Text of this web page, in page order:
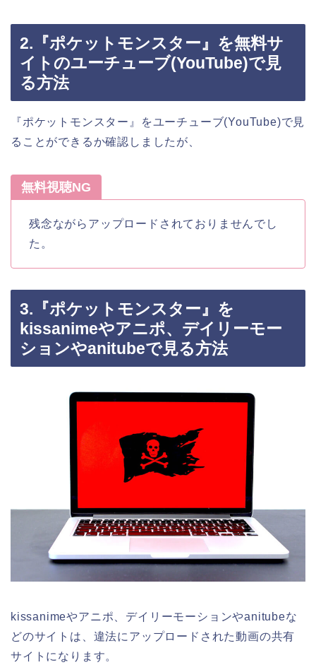
2.『ポケットモンスター』を無料サ
イトのユーチューブ(YouTube)で見
る方法
『ポケットモンスター』をユーチューブ(YouTube)で見
ることができるか確認しましたが、
無料視聴NG
残念ながらアップロードされておりませんでし
た。
3.『ポケットモンスター』を
kissanimeやアニポ、デイリーモー
ションやanitubeで見る方法
kissanimeやアニポ、デイリーモーションやanitubeな
どのサイトは、違法にアップロードされた動画の共有
サイトになります。